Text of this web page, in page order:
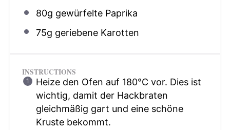
80g gewürfelte Paprika
75g geriebene Karotten
INSTRUCTIONS
Heize den Ofen auf 180°C vor. Dies ist
wichtig, damit der Hackbraten
gleichmäßig gart und eine schöne
Kruste bekommt.